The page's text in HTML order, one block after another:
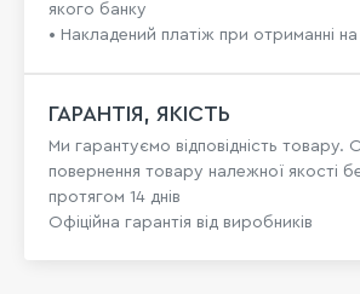
якого банку
• Накладений платіж при отриманні
ГАРАНТІЯ, ЯКІСТЬ
Ми гарантуємо відповідність товару.
повернення товару належної якості
протягом 14 днів
Офіційна гарантія від виробників